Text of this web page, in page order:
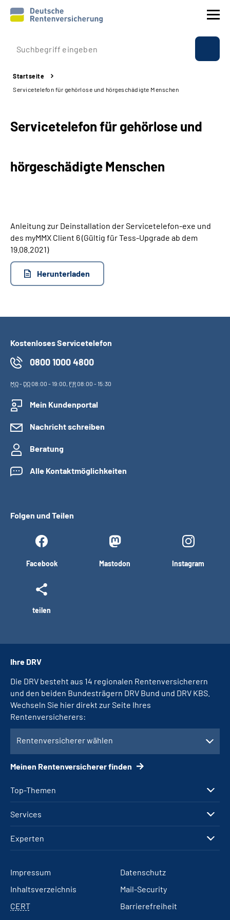
Prävention
Reha
Experten
Online-Services
Suche
Mein Kundenportal
Startseite
Servicetelefon für gehörlose und hörgeschädigte Menschen
Servicetelefon für gehörlose und
hörgeschädigte Menschen
Anleitung zur Deinstallation der Servicetelefon-exe und
des myMMX Client 6 (Gültig für Tess-Upgrade ab dem
19.08.2021)
Herunterladen
Kostenloses Servicetelefon
0800 1000 4800
MO- DO08:00 - 19:00, FR08:00 - 15:30
Mein Kundenportal
Nachricht schreiben
Beratung
Alle Kontaktmöglichkeiten
Folgen und Teilen
Facebook Mastodon Instagram
teilen
Top-Themen
Services
Experten
Ihre DRV
Die DRV besteht aus 14 regionalen Rentenversicherern
und den beiden Bundesträgern DRV Bund und DRV KBS.
Wechseln Sie hier direkt zur Seite Ihres
Rentenversicherers:
Rentenversicherer wählen
Meinen Rentenversicherer finden
Impressum
Datenschutz
Inhaltsverzeichnis
Mail-Security
CERT
Barrierefreiheit